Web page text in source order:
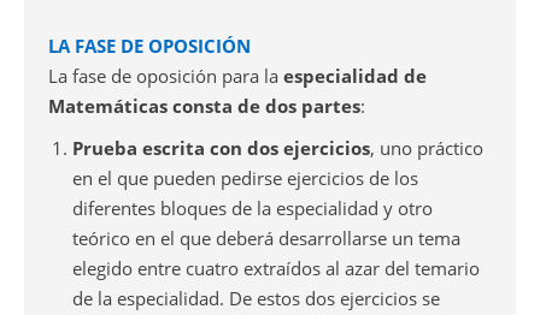
LA FASE DE OPOSICIÓN
La fase de oposición para la especialidad de
Matemáticas consta de dos partes:
Prueba escrita con dos ejercicios, uno práctico
en el que pueden pedirse ejercicios de los
diferentes bloques de la especialidad y otro
teórico en el que deberá desarrollarse un tema
elegido entre cuatro extraídos al azar del temario
de la especialidad. De estos dos ejercicios se